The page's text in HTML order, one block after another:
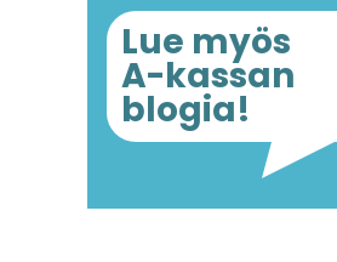
Lue myös
A-kassan
blogia!